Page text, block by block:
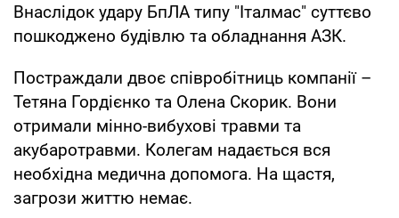
Внаслідок удару БпЛА типу "Італмас" суттєво
пошкоджено будівлю та обладнання АЗК.
Постраждали двоє співробітниць компанії –
Тетяна Гордієнко та Олена Скорик. Вони
отримали мінно-вибухові травми та
акубаротравми. Колегам надається вся
необхідна медична допомога. На щастя,
загрози життю немає.